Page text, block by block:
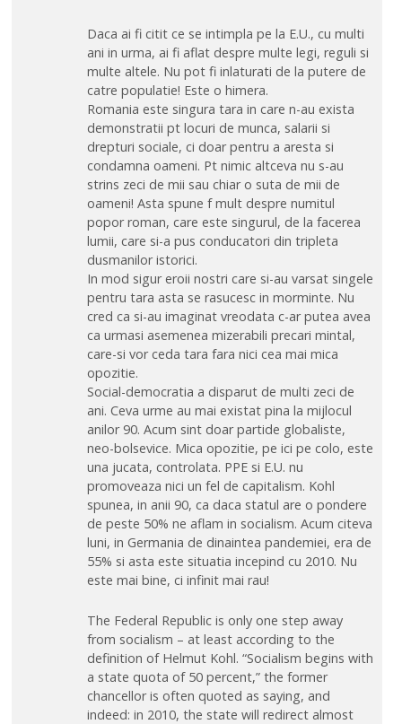
Daca ai fi citit ce se intimpla pe la E.U., cu multi
ani in urma, ai fi aflat despre multe legi, reguli si
multe altele. Nu pot fi inlaturati de la putere de
catre populatie! Este o himera.
Romania este singura tara in care n-au exista
demonstratii pt locuri de munca, salarii si
drepturi sociale, ci doar pentru a aresta si
condamna oameni. Pt nimic altceva nu s-au
strins zeci de mii sau chiar o suta de mii de
oameni! Asta spune f mult despre numitul
popor roman, care este singurul, de la facerea
lumii, care si-a pus conducatori din tripleta
dusmanilor istorici.
In mod sigur eroii nostri care si-au varsat singele
pentru tara asta se rasucesc in morminte. Nu
cred ca si-au imaginat vreodata c-ar putea avea
ca urmasi asemenea mizerabili precari mintal,
care-si vor ceda tara fara nici cea mai mica
opozitie.
Social-democratia a disparut de multi zeci de
ani. Ceva urme au mai existat pina la mijlocul
anilor 90. Acum sint doar partide globaliste,
neo-bolsevice. Mica opozitie, pe ici pe colo, este
una jucata, controlata. PPE si E.U. nu
promoveaza nici un fel de capitalism. Kohl
spunea, in anii 90, ca daca statul are o pondere
de peste 50% ne aflam in socialism. Acum citeva
luni, in Germania de dinaintea pandemiei, era de
55% si asta este situatia incepind cu 2010. Nu
este mai bine, ci infinit mai rau!
The Federal Republic is only one step away
from socialism – at least according to the
definition of Helmut Kohl. “Socialism begins with
a state quota of 50 percent,” the former
chancellor is often quoted as saying, and
indeed: in 2010, the state will redirect almost